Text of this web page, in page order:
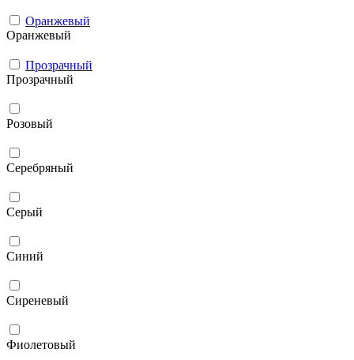
Оранжевый
Оранжевый
Прозрачный
Прозрачный
Розовый
Серебряный
Серый
Синий
Сиреневый
Фиолетовый